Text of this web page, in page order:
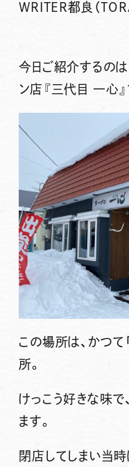
WRITER都良（
今日ご紹介するの
ン店 『三代目 一心』
この場所は、かつて
所。
けっこう好きな味
ます。
閉店してしまい当